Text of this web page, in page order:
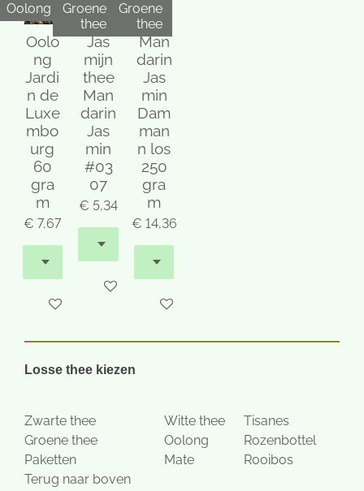
Oolong
Oolo
ng
Jardi
n de
Luxe
mbo
urg
60
gra
m
€ 7,67
In winkelwagen
Groene
thee
Jas
mijn
thee
Man
darin
Jas
min
#03
07
€ 5,34
In winkelwagen
Groene
thee
Man
darin
Jas
min
Dam
man
n los
250
gra
m
€ 14,36
Houd mij op de hoogte
Losse thee kiezen
Zwarte thee Witte thee
Tisanes
Groene thee
Oolong
Rozenbottel
Paketten
Mate
Rooibos
Terug naar boven